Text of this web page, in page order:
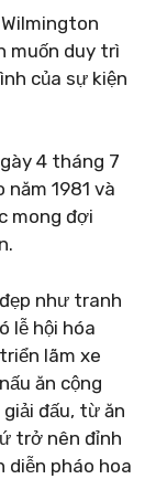
muốn duy trì
của sự kiện
4 tháng 7
1981 và
mong đợi
như tranh
lễ hội hóa
lãm xe
ăn cộng
đấu, từ ăn
trở nên đỉnh
diễn pháo hoa